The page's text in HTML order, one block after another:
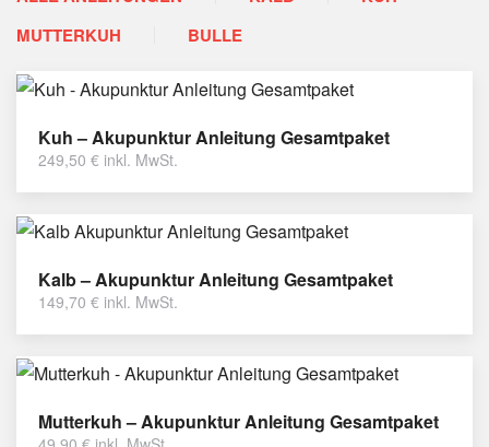
MUTTERKUH
BULLE
Kuh – Akupunktur Anleitung Gesamtpaket
249,50 € inkl. MwSt.
Kalb – Akupunktur Anleitung Gesamtpaket
149,70 € inkl. MwSt.
Mutterkuh – Akupunktur Anleitung Gesamtpaket